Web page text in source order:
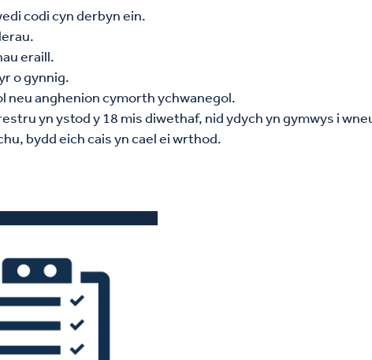
codi cyn derbyn ein.
eraill.
o gynnig.
neu anghenion cymorth ychwanegol.
yn ystod y 18 mis diwethaf, nid ydych yn gymwys i
bydd eich cais yn cael ei wrthod.